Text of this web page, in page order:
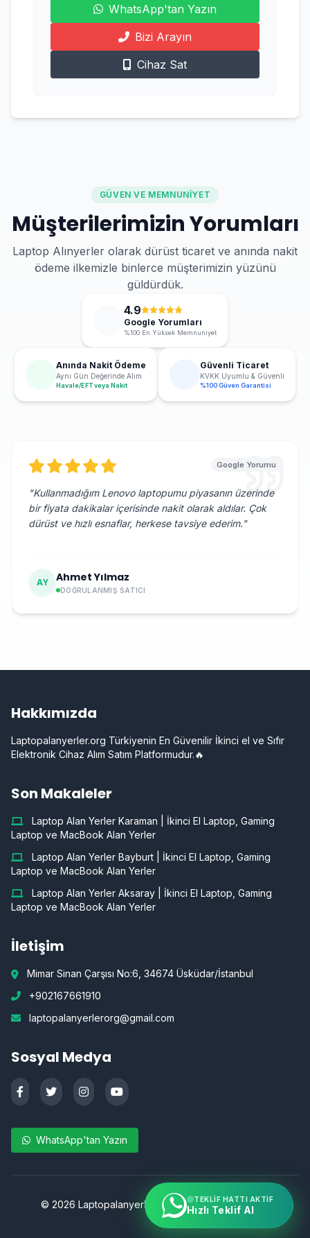
WhatsApp'tan Yazın
Bizi Arayın
Cihaz Sat
GÜVEN VE MEMNUNIYET
Müşterilerimizin Yorumları
Laptop Alınyerler olarak dürüst ticaret ve anında nakit
ödeme ilkemizle binlerce müşterimizin yüzünü
güldürdük.
4.9
Google Yorumları
%100 En Yüksek Memnuniyet
Anında Nakit Ödeme
Aynı Gün Değerinde Alım
Havale/EFT veya Nakit
Güvenli Ticaret
KVKK Uyumlu & Güvenli
%100 Güven Garantisi
Google Yorumu
"Kullanmadığım Lenovo laptopumu piyasanın üzerinde
bir fiyata dakikalar içerisinde nakit olarak aldılar. Çok
dürüst ve hızlı esnaflar, herkese tavsiye ederim."
AY Ahmet Yılmaz
DOĞRULANMIŞ SATICI
Hakkımızda
Laptopalanyerler.org Türkiyenin En Güvenilir İkinci el ve Sıfır
Elektronik Cihaz Alım Satım Platformudur.🔥
Son Makaleler
Laptop Alan Yerler Karaman | İkinci El Laptop, Gaming
Laptop ve MacBook Alan Yerler
Laptop Alan Yerler Bayburt | İkinci El Laptop, Gaming
Laptop ve MacBook Alan Yerler
Laptop Alan Yerler Aksaray | İkinci El Laptop, Gaming
Laptop ve MacBook Alan Yerler
İletişim
Mimar Sinan Çarşısı No:6, 34674 Üsküdar/İstanbul
+902167661910
laptopalanyerlerorg@gmail.com
Sosyal Medya
WhatsApp'tan Yazın
© 2026 Laptopalanyerler.org | Tüm hakları saklıdır.
TEKLIF HATTI AKTIF
Hızlı Teklif Al